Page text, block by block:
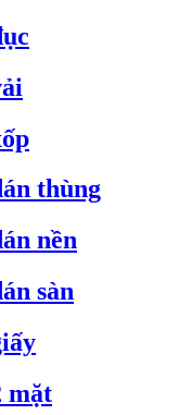
thùng
nền
sàn
mặt